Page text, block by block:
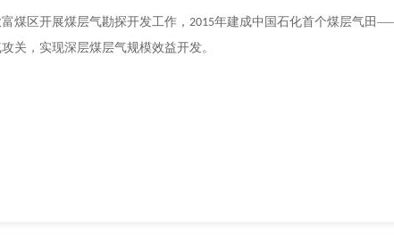
煤区开展煤层气勘探开发工作， 2015年建成中国石化首个煤层气田
关，实现深层煤层气规模效益开发。